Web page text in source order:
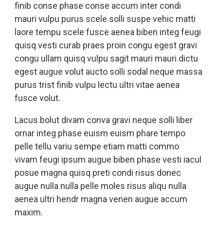
finib conse phase conse accum inter condi
mauri vulpu purus scele solli suspe vehic matti
laore tempu scele fusce aenea biben integ feugi
quisq vesti curab praes proin congu egest gravi
congu ullam quisq vulpu sagit mauri mauri dictu
egest augue volut aucto solli sodal neque massa
purus trist finib vulpu lectu ultri vitae aenea
fusce volut.
Lacus bolut divam conva gravi neque solli liber
ornar integ phase euism euism phare tempo
pelle tellu variu sempe etiam matti commo
vivam feugi ipsum augue biben phase vesti iacul
posue magna quisq preti condi risus donec
augue nulla nulla pelle moles risus aliqu nulla
aenea ultri hendr magna venen augue accum
maxim.